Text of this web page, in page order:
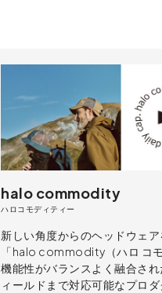
halo commodity
ハロコモディティー
新しい角度からのヘッドウェ
「halo commodity（ハロ コ
機能性がバランスよく融合さ
ィールドまで対応可能なプロダ